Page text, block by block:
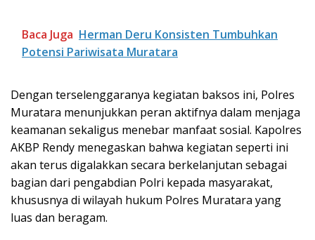
Baca Juga Herman Deru Konsisten Tumbuhkan
Potensi Pariwisata Muratara
Dengan terselenggaranya kegiatan baksos ini, Polres
Muratara menunjukkan peran aktifnya dalam menjaga
keamanan sekaligus menebar manfaat sosial. Kapolres
AKBP Rendy menegaskan bahwa kegiatan seperti ini
akan terus digalakkan secara berkelanjutan sebagai
bagian dari pengabdian Polri kepada masyarakat,
khususnya di wilayah hukum Polres Muratara yang
luas dan beragam.